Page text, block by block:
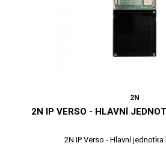
2N
2N IP VERSO - HLAVNÍ
2N IP Verso - Hlavní